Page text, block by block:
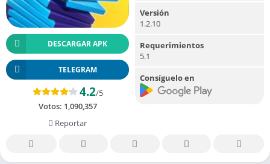
DESCARGAR APK
TELEGRAM
4.2/5
Votos: 1,090,357
Reportar
Versión
1.2.10
Requerimientos
5.1
Consíguelo en